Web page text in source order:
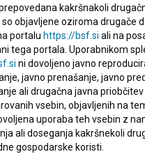
kakršnakoli
so objavljene oziroma drugače
portalu https://bsf.si ali na
tega portala. Uporabnikom
ni dovoljeno javno
javno prenašanje, javno
ali drugačna javna
vsebin, objavljenih na
uporaba teh vsebin z
ali doseganja kakršnekoli
gospodarske koristi.